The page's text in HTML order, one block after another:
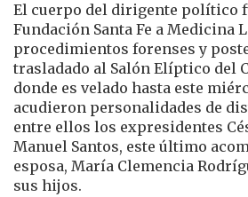
El cuerpo del dirigente político
Fundación Santa Fe a Medicina
procedimientos forenses y
trasladado al Salón Elíptico del
donde es velado hasta este
acudieron personalidades de
entre ellos los expresidentes
Manuel Santos, este último
esposa, María Clemencia
sus hijos.